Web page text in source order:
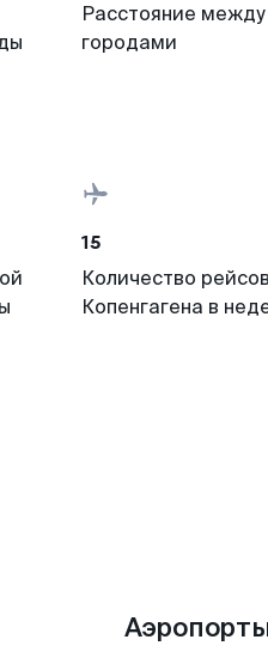
Расстояние между
городами
15
Количество
Копенгагена в